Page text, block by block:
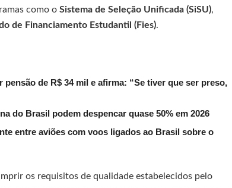
como o Sistema de Seleção Unificada (SiSU),
de Financiamento Estudantil (Fies).
de R$ 34 mil e afirma: “Se tiver que ser preso,
do Brasil podem despencar quase 50% em 2026
entre aviões com voos ligados ao Brasil sobre o
os requisitos de qualidade estabelecidos pelo